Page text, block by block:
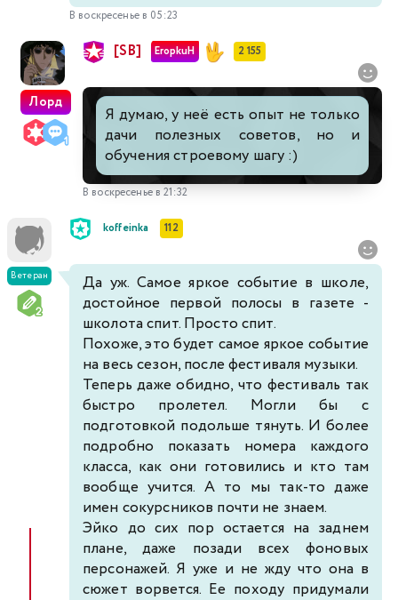
В воскресенье в 05:23
Лорд
[SB] EropkuH 2 155
Я думаю, у неё есть опыт не только
дачи полезных советов, но и
обучения строевому шагу :)
В воскресенье в 21:32
Ветеран
koffeinka 112
Да уж. Самое яркое событие в школе,
достойное первой полосы в газете -
школота спит. Просто спит.
Похоже, это будет самое яркое событие
на весь сезон, после фестиваля музыки.
Теперь даже обидно, что фестиваль так
быстро пролетел. Могли бы с
подготовкой подольше тянуть. И более
подробно показать номера каждого
класса, как они готовились и кто там
вообще учится. А то мы так-то даже
имен сокурсников почти не знаем.
Эйко до сих пор остается на заднем
плане, даже позади всех фоновых
персонажей. Я уже и не жду что она в
сюжет ворвется. Ее походу придумали